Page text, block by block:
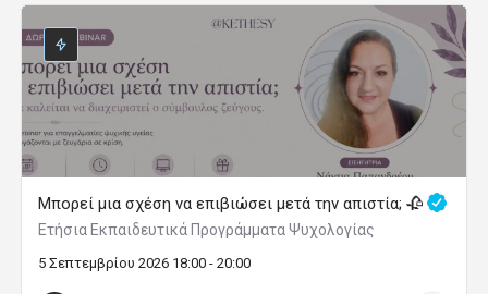
Μπορεί μια σχέση να επιβιώσει μετά την απιστία; 🥀
Ετήσια Εκπαιδευτικά Προγράμματα Ψυχολογίας
5 Σεπτεμβρίου 2026 18:00 - 20:00